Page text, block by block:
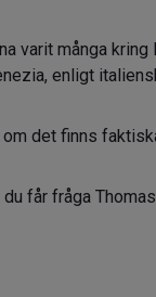
varit många
enligt
det finns
får fråga